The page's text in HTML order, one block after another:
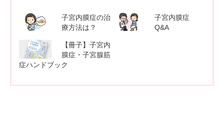
子宮内膜症の治
療方法は？
子宮内膜症
Q&A
【冊子】子宮内
膜症・子宮腺筋
症ハンドブック